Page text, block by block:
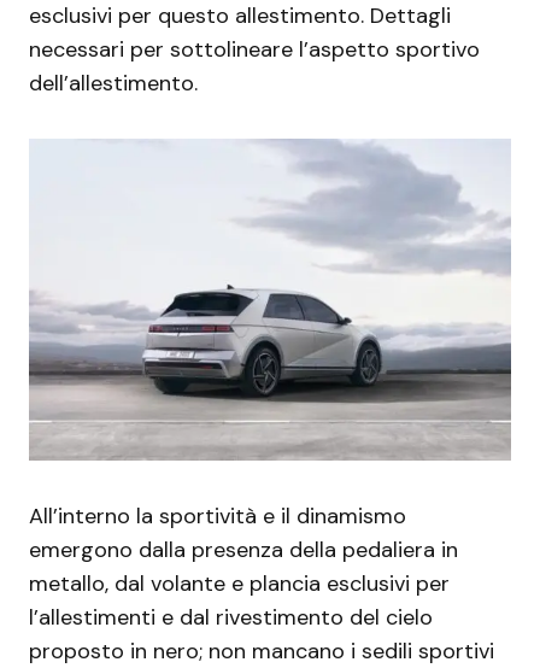
esclusivi per questo allestimento. Dettagli
necessari per sottolineare l’aspetto sportivo
dell’allestimento.
All’interno la sportività e il dinamismo
emergono dalla presenza della pedaliera in
metallo, dal volante e plancia esclusivi per
l’allestimenti e dal rivestimento del cielo
proposto in nero; non mancano i sedili sportivi